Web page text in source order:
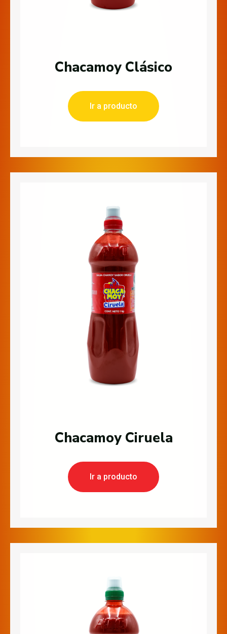
Chacamoy Clásico
Ir a producto
Chacamoy Ciruela
Ir a producto